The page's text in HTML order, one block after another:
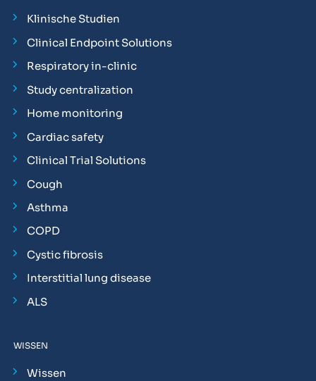
Klinische Studien
Clinical Endpoint Solutions
Respiratory in-clinic
Study centralization
Home monitoring
Cardiac safety
Clinical Trial Solutions
Cough
Asthma
COPD
Cystic fibrosis
Interstitial lung disease
ALS
WISSEN
Wissen